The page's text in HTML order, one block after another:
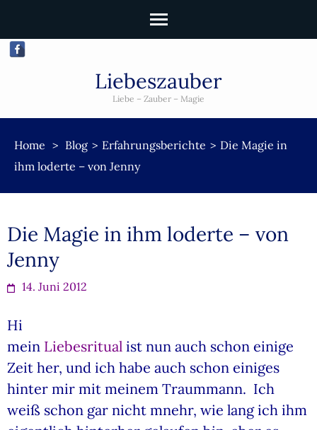
Liebeszauber
Liebe – Zauber – Magie
Home > Blog > Erfahrungsberichte > Die Magie in
ihm loderte – von Jenny
Die Magie in ihm loderte – von
Jenny
14. Juni 2012
Hi
mein Liebesritual ist nun auch schon einige
Zeit her, und ich habe auch schon einiges
hinter mir mit meinem Traummann. Ich
weiß schon gar nicht mnehr, wie lang ich ihm